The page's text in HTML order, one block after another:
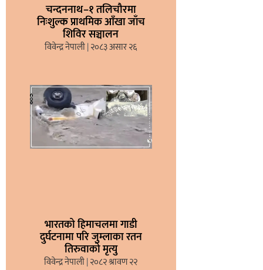
चन्दननाथ–१ तलिचौरमा
निःशुल्क प्राथमिक आँखा जाँच
शिविर सञ्चालन
विवेन्द्र नेपाली २०८३ असार २६
भारतको हिमाचलमा गाडी
दुर्घटनामा परि जुम्लाका रतन
तिरुवाको मृत्यु
विवेन्द्र नेपाली २०८२ श्रावण २२